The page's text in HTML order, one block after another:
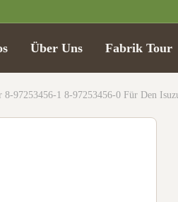
Über Uns Fabrik Tour
8-97253456-1 8-97253456-0 Für Den